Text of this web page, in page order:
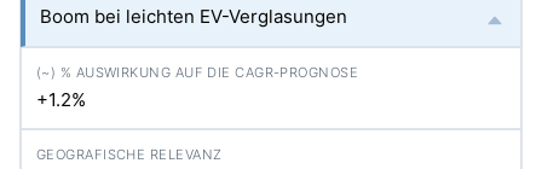
Boom bei leichten EV-Verglasungen
+1.2%